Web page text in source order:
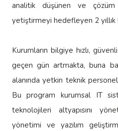
analitik düşünen ve çözüm
yetiştirmeyi hedefleyen 2 yıllık
Kurumların bilgiye hızlı,
geçen gün artmakta, buna
alanında yetkin teknik
Bu program kurumsal IT
teknolojileri altyapısını
yönetimi ve yazılım